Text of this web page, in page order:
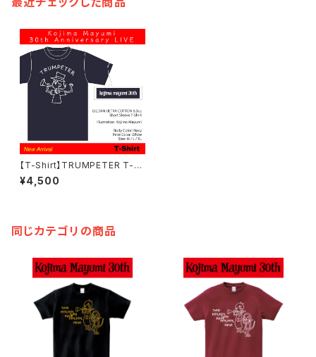
【T-Shirt】TRUMPETER T-S
hirt【Navy】/ 小島麻由美
¥4,500
同じカテゴリの商品